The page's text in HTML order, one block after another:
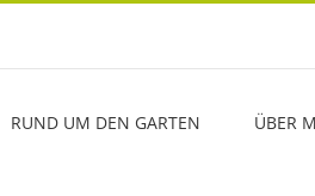
RUND UM DEN GARTEN ÜBER